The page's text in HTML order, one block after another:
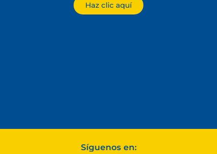
Haz clic aquí
Síguenos en: